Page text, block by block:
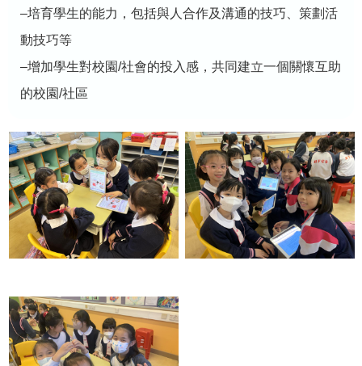
–培育學生的能力，包括與人合作及溝通的技巧、策劃活
動技巧等
–增加學生對校園/社會的投入感，共同建立一個關懷互助
的校園/社區